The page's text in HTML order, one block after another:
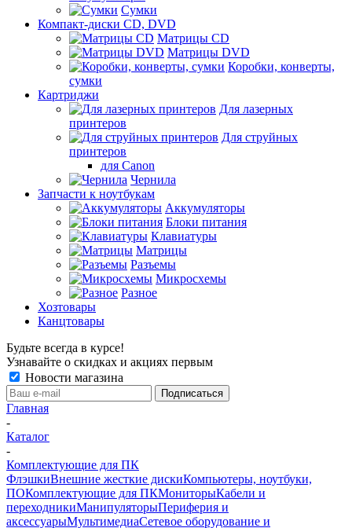
Сумки
Компакт-диски CD, DVD
Матрицы CD
Матрицы DVD
Коробки, конверты,
сумки
Картриджи
Для лазерных
принтеров
Для струйных
принтеров
для Canon
Чернила
Запчасти к ноутбукам
Аккумуляторы
Блоки питания
Клавиатуры
Матрицы
Разъемы
Микросхемы
Разное
Хозтовары
Канцтовары
Будьте всегда в курсе!
Узнавайте о скидках и акциях первым
Новости магазина
Главная
-
Каталог
-
Комплектующие для ПК
ФлэшкиВнешние жесткие дискиКомпьютеры, ноутбуки,
ПОКомплектующие для ПКМониторыКабели и
переходникиМанипуляторыПериферия и
аксессуарыМультимедиаСетевое оборудование и